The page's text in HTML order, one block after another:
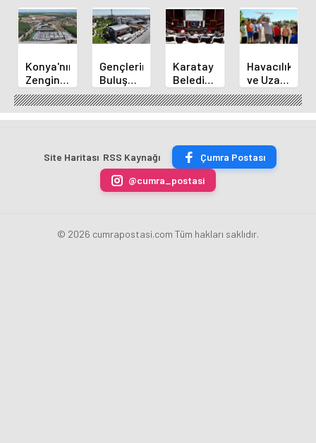
Konya'nın
Zengin
Mutfağı
GastroFest'te
Tanıtılacak
Gençlerin
Buluşma
Noktası
Talha
Bayrakçı
Yükseliyor
Karatay
Belediye
Başkanı
Kılca
Yeni
Açıkladı
Havacılık
ve Uzay
Yaz
Kursu
Başladı
Site Haritası RSS Kaynağı
Çumra Postası
@cumra_postasi
© 2026 cumrapostasi.com Tüm hakları saklıdır.